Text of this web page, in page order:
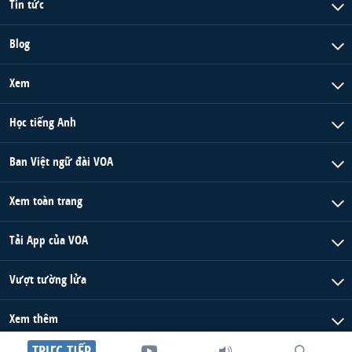
Tin tức
Blog
Xem
Học tiếng Anh
Ban Việt ngữ đài VOA
Xem toàn trang
Tải App của VOA
Vượt tường lửa
Xem thêm